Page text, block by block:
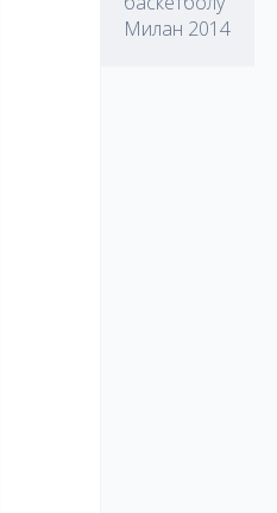
Милан 2014